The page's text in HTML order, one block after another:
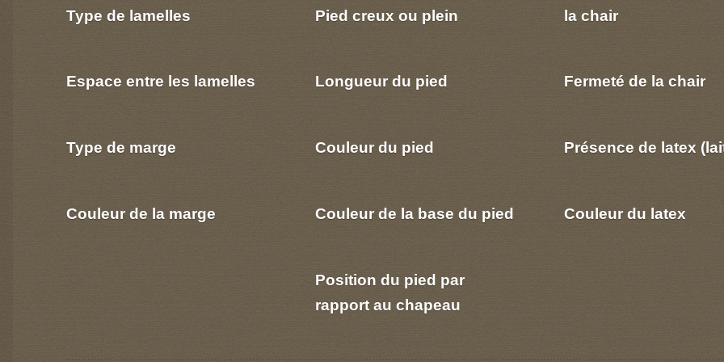
Type de lamelles
Espace entre les lamelles
Type de marge
Couleur de la marge
Pied creux ou plein
Longueur du pied
Couleur du pied
Couleur de la base du pied
Position du pied par
rapport au chapeau
la chair
Fermeté de la chair
Présence de latex
Couleur du latex